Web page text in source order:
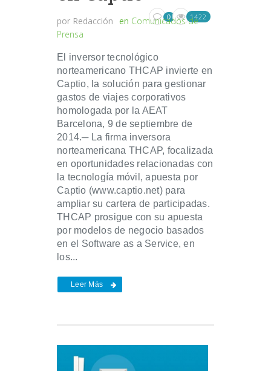
por Redacción en Comunicados de
Prensa
0 1422
El inversor tecnológico
norteamericano THCAP invierte en
Captio, la solución para gestionar
gastos de viajes corporativos
homologada por la AEAT
Barcelona, 9 de septiembre de
2014.─ La firma inversora
norteamericana THCAP, focalizada
en oportunidades relacionadas con
la tecnología móvil, apuesta por
Captio (www.captio.net) para
ampliar su cartera de participadas.
THCAP prosigue con su apuesta
por modelos de negocio basados
en el Software as a Service, en
los...
Leer Más